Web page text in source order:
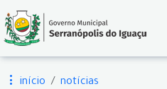
início notícias